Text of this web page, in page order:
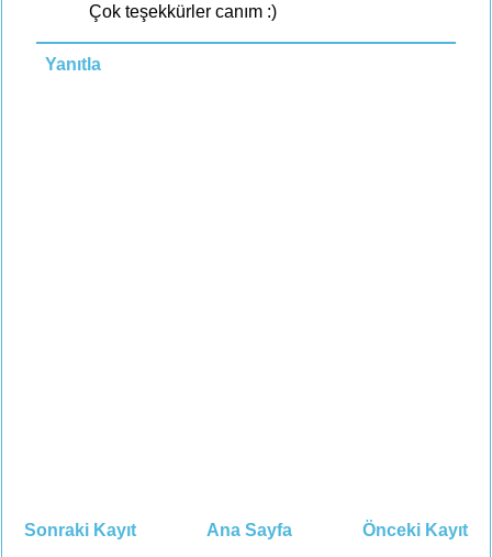
Çok teşekkürler canım :)
Yanıtla
Sonraki Kayıt Önceki Kayıt
Ana Sayfa